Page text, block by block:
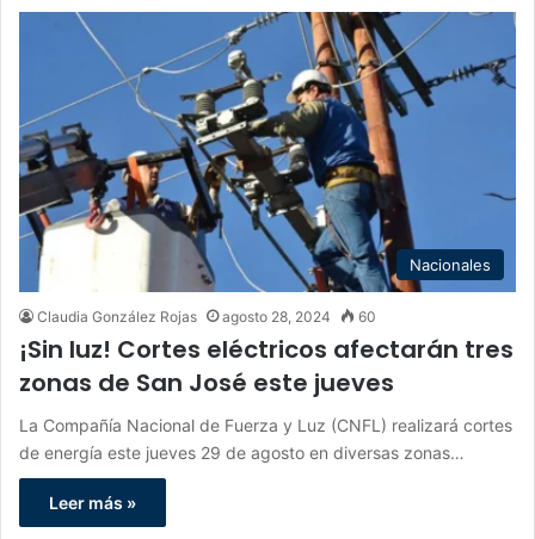
Nacionales
Claudia González Rojas agosto 28, 2024 60
¡Sin luz! Cortes eléctricos afectarán tres
zonas de San José este jueves
La Compañía Nacional de Fuerza y Luz (CNFL) realizará cortes
de energía este jueves 29 de agosto en diversas zonas…
Leer más »